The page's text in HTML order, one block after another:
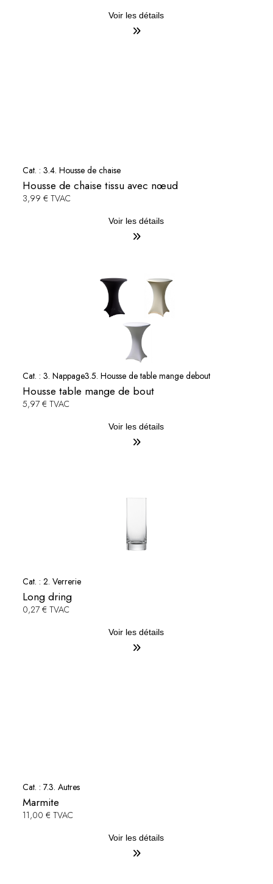
Voir les détails
Cat. : 3.4. Housse de chaise
Housse de chaise tissu avec nœud
3,99 € TVAC
Voir les détails
Cat. : 3. Nappage3.5. Housse de table mange debout
Housse table mange de bout
5,97 € TVAC
Voir les détails
Cat. : 2. Verrerie
Long dring
0,27 € TVAC
Voir les détails
Cat. : 7.3. Autres
Marmite
11,00 € TVAC
Voir les détails